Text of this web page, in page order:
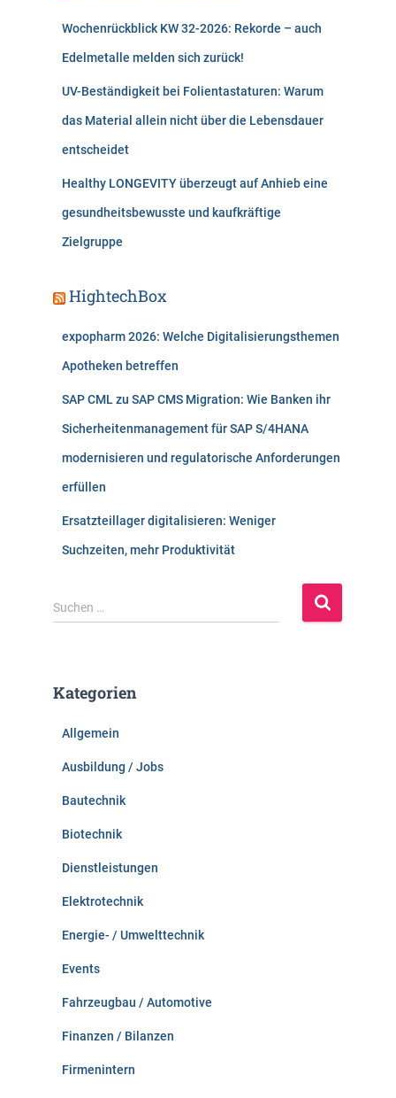
Wochenrückblick KW 32-2026: Rekorde – auch
Edelmetalle melden sich zurück!
UV-Beständigkeit bei Folientastaturen: Warum
das Material allein nicht über die Lebensdauer
entscheidet
Healthy LONGEVITY überzeugt auf Anhieb eine
gesundheitsbewusste und kaufkräftige
Zielgruppe
HightechBox
expopharm 2026: Welche Digitalisierungsthemen
Apotheken betreffen
SAP CML zu SAP CMS Migration: Wie Banken ihr
Sicherheitenmanagement für SAP S/4HANA
modernisieren und regulatorische Anforderungen
erfüllen
Ersatzteillager digitalisieren: Weniger
Suchzeiten, mehr Produktivität
S
u
n
Suchen …
Kategorien
Allgemein
Ausbildung / Jobs
Bautechnik
Biotechnik
Dienstleistungen
Elektrotechnik
Energie- / Umwelttechnik
Events
Fahrzeugbau / Automotive
Finanzen / Bilanzen
Firmenintern